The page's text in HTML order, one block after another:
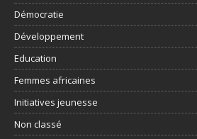
Démocratie
Développement
Education
Femmes africaines
Initiatives jeunesse
Non classé